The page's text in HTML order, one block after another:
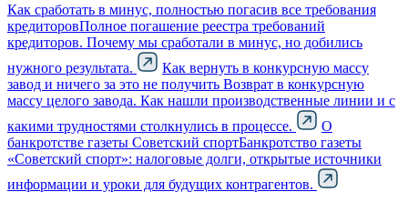
Как сработать в минус, полностью погасив все требования
кредиторовПолное погашение реестра требований
кредиторов. Почему мы сработали в минус, но добились
нужного результата.
Как вернуть в конкурсную массу
завод и ничего за это не получить Возврат в конкурсную
массу целого завода. Как нашли производственные линии и с
какими трудностями столкнулись в процессе.
О
банкротстве газеты Советский спортБанкротство газеты
«Советский спорт»: налоговые долги, открытые источники
информации и уроки для будущих контрагентов.